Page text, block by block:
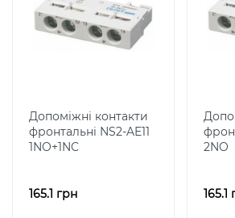
Допоміжні контакти
фронтальні NS2-AE11
1NO+1NC
165.1 грн
2NO
165.1